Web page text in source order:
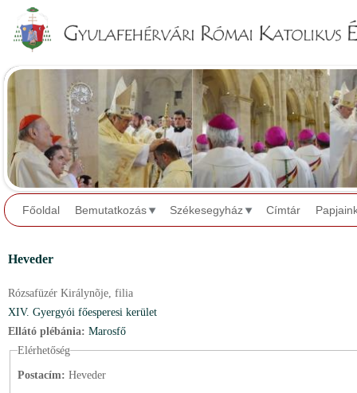
Főoldal Bemutatkozás Székesegyház Címtár
Heveder
Rózsafüzér Királynõje, filia
XIV. Gyergyói főesperesi kerület
Ellátó plébánia: Marosfő
Elérhetőség
Postacím: Heveder